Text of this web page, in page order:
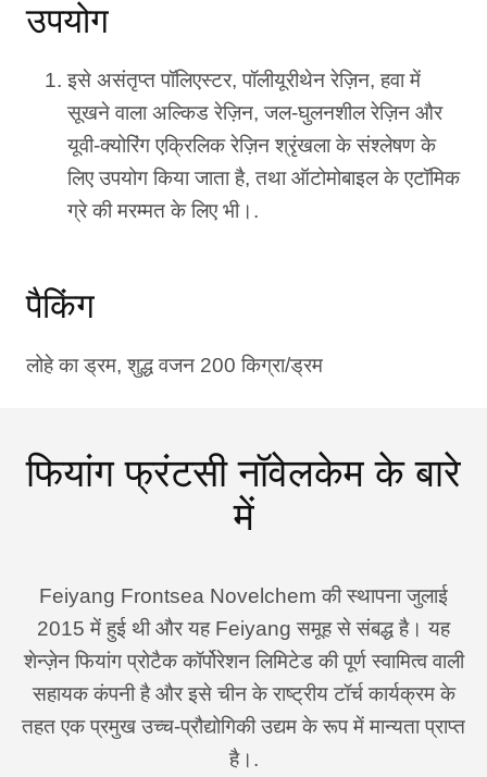
उपयोग
इसे असंतृप्त पॉलिएस्टर, पॉलीयूरीथेन रेज़िन, हवा में
सूखने वाला अल्किड रेज़िन, जल-घुलनशील रेज़िन और
यूवी-क्योरिंग एक्रिलिक रेज़िन श्रृंखला के संश्लेषण के
लिए उपयोग किया जाता है, तथा ऑटोमोबाइल के एटॉमिक
ग्रे की मरम्मत के लिए भी।.
पैकिंग
लोहे का ड्रम, शुद्ध वजन 200 किग्रा/ड्रम
फियांग फ्रंटसी नॉवेलकेम के बारे
में
Feiyang Frontsea Novelchem की स्थापना जुलाई
2015 में हुई थी और यह Feiyang समूह से संबद्ध है। यह
शेन्ज़ेन फियांग प्रोटैक कॉर्पोरेशन लिमिटेड की पूर्ण स्वामित्व वाली
सहायक कंपनी है और इसे चीन के राष्ट्रीय टॉर्च कार्यक्रम के
तहत एक प्रमुख उच्च-प्रौद्योगिकी उद्यम के रूप में मान्यता प्राप्त
है।.